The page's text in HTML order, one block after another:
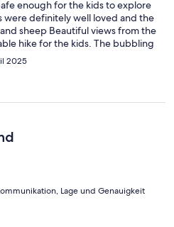
enough for the kids to explore
were definitely well loved and the
sheep Beautiful views from the
hike for the kids. The bubbling
the day with marshmallows
already planning another
2025
Lage und Genauigkeit